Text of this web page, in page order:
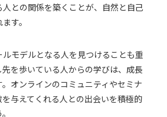
との関係を築くことが、自然と自己
す。
モデルとなる人を見つけることも重
を歩いている人からの学びは、成長
オンラインのコミュニティやセミナ
与えてくれる人との出会いを積極的